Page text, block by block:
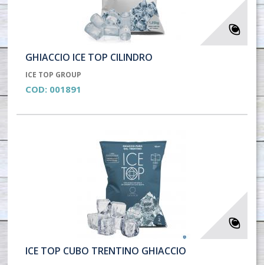
GHIACCIO ICE TOP CILINDRO
ICE TOP GROUP
COD: 001891
ICE TOP CUBO TRENTINO GHIACCIO